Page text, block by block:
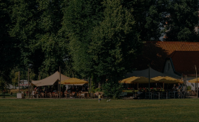
Iedereen komt graag bij Moeke
een kop koffie, een broodje of
aan te schuiven voor het eten.
hapjes en de drankjes. En
sfeer. ‘Ik zit even bij Moeke’ is